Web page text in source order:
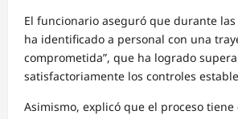
El funcionario aseguró que durante las
ha identificado a personal con una
comprometida”, que ha logrado
satisfactoriamente los controles
Asimismo, explicó que el proceso tiene